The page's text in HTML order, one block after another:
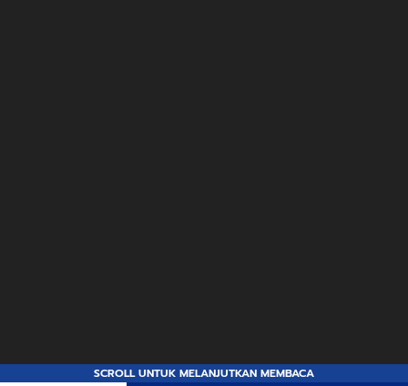
SCROLL UNTUK MELANJUTKAN MEMBACA